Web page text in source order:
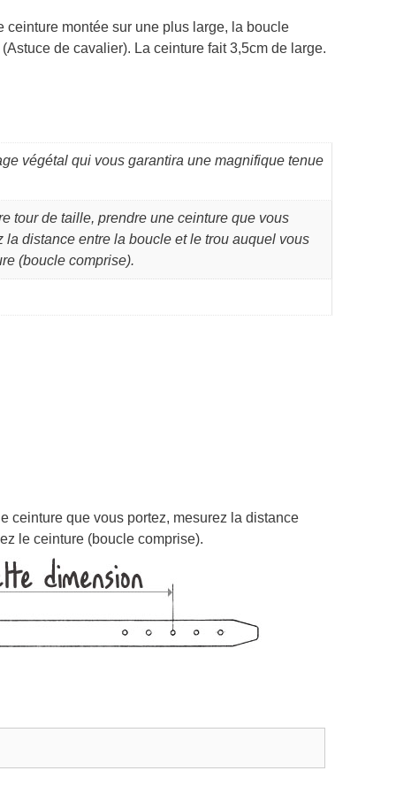
ceinture montée sur une plus large, la boucle
de cavalier). La ceinture fait 3,5cm de large.
végétal qui vous garantira une magnifique tenue
tour de taille, prendre une ceinture que vous
la distance entre la boucle et le trou auquel vous
(boucle comprise).
ceinture que vous portez, mesurez la distance
le ceinture (boucle comprise).